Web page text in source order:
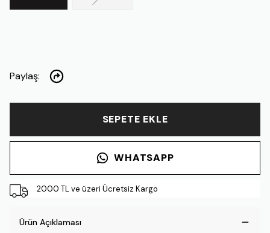
Paylaş:
SEPETE EKLE
WHATSAPP
2000 TL ve üzeri Ücretsiz Kargo
Ürün Açıklaması